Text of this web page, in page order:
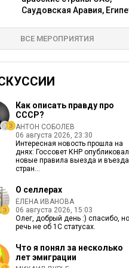
Саудовская Аравия,
ВСЕ МЕРОПРИЯТИЯ
Как описать правду про
СССР?
АНТОН СОБОЛЕВ
06 августа 2026, 23:30
Интересная новость прошла на
днях: Госсовет КНР опубликовал
новые правила выезда и
стран...
О селлерах
ЕЛЕНА ИВАНОВА
06 августа 2026, 15:03
Олег, добрый день :) спасибо, но
речь не об 1С статусах.
Что я понял за несколько
лет эмиграции